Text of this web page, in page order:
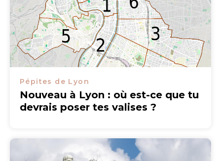
Pépites de Lyon
Nouveau à Lyon : où est-ce que tu
devrais poser tes valises ?